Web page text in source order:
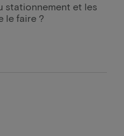
stationnement et les
le faire ?